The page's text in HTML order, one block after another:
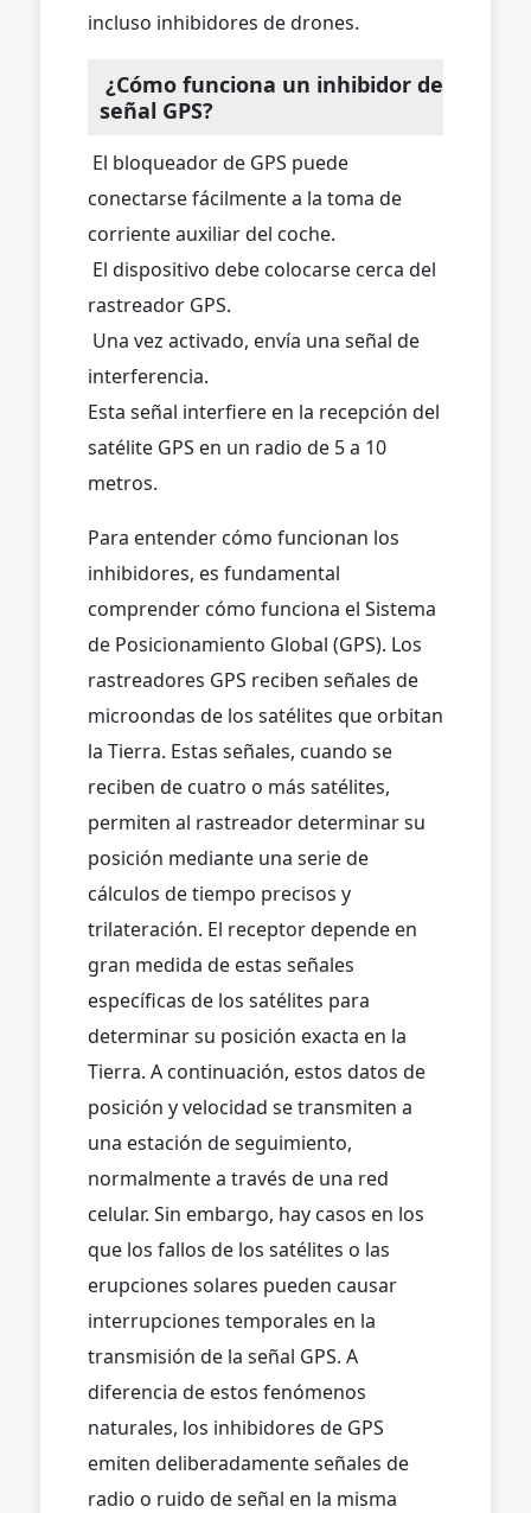
incluso inhibidores de drones.
¿Cómo funciona un inhibidor de
señal GPS?
El bloqueador de GPS puede
conectarse fácilmente a la toma de
corriente auxiliar del coche.
El dispositivo debe colocarse cerca del
rastreador GPS.
Una vez activado, envía una señal de
interferencia.
Esta señal interfiere en la recepción del
satélite GPS en un radio de 5 a 10
metros.
Para entender cómo funcionan los
inhibidores, es fundamental
comprender cómo funciona el Sistema
de Posicionamiento Global (GPS). Los
rastreadores GPS reciben señales de
microondas de los satélites que orbitan
la Tierra. Estas señales, cuando se
reciben de cuatro o más satélites,
permiten al rastreador determinar su
posición mediante una serie de
cálculos de tiempo precisos y
trilateración. El receptor depende en
gran medida de estas señales
específicas de los satélites para
determinar su posición exacta en la
Tierra. A continuación, estos datos de
posición y velocidad se transmiten a
una estación de seguimiento,
normalmente a través de una red
celular. Sin embargo, hay casos en los
que los fallos de los satélites o las
erupciones solares pueden causar
interrupciones temporales en la
transmisión de la señal GPS. A
diferencia de estos fenómenos
naturales, los inhibidores de GPS
emiten deliberadamente señales de
radio o ruido de señal en la misma